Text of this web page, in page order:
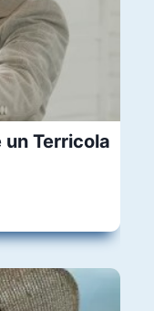
un Terricola